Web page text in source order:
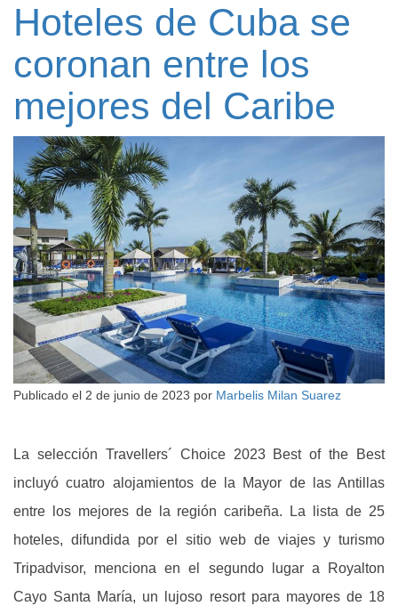
Hoteles de Cuba se
coronan entre los
mejores del Caribe
Publicado el 2 de junio de 2023 por Marbelis Milan Suarez
La selección Travellers´ Choice 2023 Best of the Best
incluyó cuatro alojamientos de la Mayor de las Antillas
entre los mejores de la región caribeña. La lista de 25
hoteles, difundida por el sitio web de viajes y turismo
Tripadvisor, menciona en el segundo lugar a Royalton
Cayo Santa María, un lujoso resort para mayores de 18